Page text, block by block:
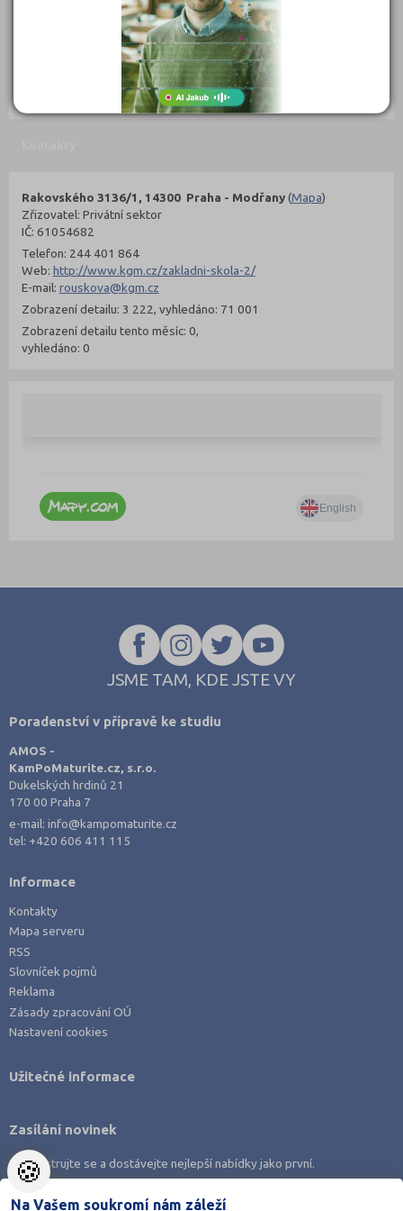
299 Kč
Objednat
Rakovského 3136/1, 14300 Praha - Modřany(Mapa)
Zřizovatel: Privátní sektor
IČ: 61054682
Telefon: 244 401 864
Web: http://www.kgm.cz/zakladni-skola-2/
E-mail: rouskova@kgm.cz
Zobrazení detailu: 3 222, vyhledáno: 71 001
Zobrazení detailu tento měsíc: 0,
vyhledáno: 0
JSME TAM, KDE JSTE VY
Poradenství v přípravě ke studiu
AMOS -
KamPoMaturite.cz, s.r.o.
Dukelských hrdinů 21
170 00 Praha 7
e-mail:info@kampomaturite.cz
tel: +420 606 411 115
Informace
Kontakty
Mapa serveru
RSS
Slovníček pojmů
Reklama
Zásady zpracování OÚ
Nastavení cookies
Užitečné informace
Zasílání novinek
Zaregistrujte se a dostávejte nejlepší nabídky jako první.
🍪
Na Vašem soukromí nám záleží